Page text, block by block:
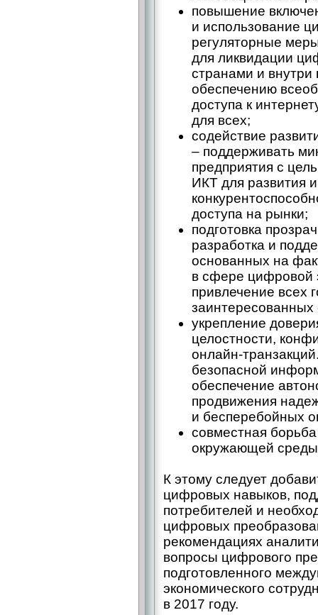
повышение
и использование
регуляторные
для ликвидации
странами и внутри
обеспечению
доступа к
для всех;
содействие
– поддерживать
предприятия с
ИКТ для развития
доступа на рынки;
подготовка
разработка и
основанных на
в сфере цифровой
привлечение всех
заинтересованных
укрепление
целостности,
онлайн-
безопасной
обеспечение
продвижения
и бесперебойных
совместная
окружающей
К этому следует
цифровых навыков,
потребителей и
цифровых
рекомендациях
вопросы цифрового
подготовленного
экономического
в 2017 году.